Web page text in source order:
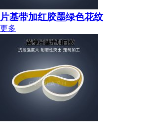
片基带加红胶墨绿色花纹
更多